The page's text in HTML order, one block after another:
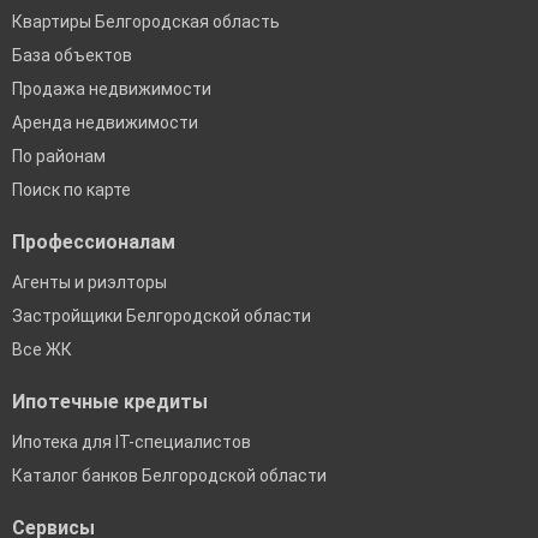
Квартиры Белгородская область
База объектов
Продажа недвижимости
Аренда недвижимости
По районам
Поиск по карте
Профессионалам
Агенты и риэлторы
Застройщики Белгородской области
Все ЖК
Ипотечные кредиты
Ипотека для IT-специалистов
Каталог банков Белгородской области
Сервисы